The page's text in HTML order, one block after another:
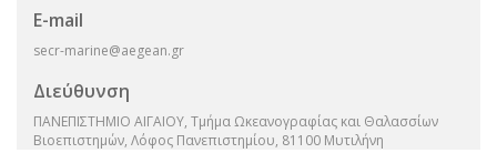
E-mail
secr-marine@aegean.gr
Διεύθυνση
ΠΑΝΕΠΙΣΤΗΜΙΟ ΑΙΓΑΙΟΥ, Τμήμα Ωκεανογραφίας και Θαλασσίων
Βιοεπιστημών, Λόφος Πανεπιστημίου, 81100 Μυτιλήνη